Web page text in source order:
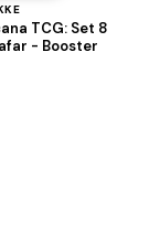
TCG: Set 8
- Booster